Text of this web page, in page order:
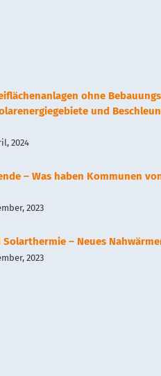
ohne
und
2024
– Was haben Kommunen
2023
– Neues
2023